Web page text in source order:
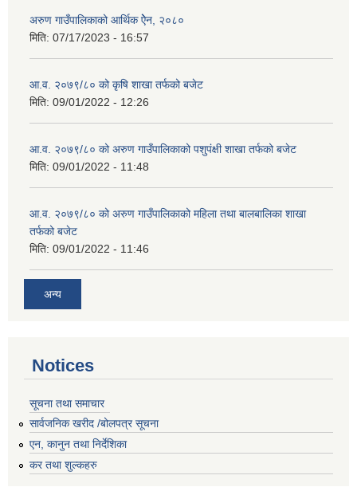
अरुण गाउँपालिकाको आर्थिक ऐेन, २०८०
मिति: 07/17/2023 - 16:57
आ.व. २०७९/८० को कृषि शाखा तर्फको बजेट
मिति: 09/01/2022 - 12:26
आ.व. २०७९/८० को अरुण गाउँपालिकाको पशुपंक्षी शाखा तर्फको बजेट
मिति: 09/01/2022 - 11:48
आ.व. २०७९/८० को अरुण गाउँपालिकाको महिला तथा बालबालिका शाखा
तर्फको बजेट
मिति: 09/01/2022 - 11:46
अन्य
Notices
सूचना तथा समाचार
सार्वजनिक खरीद /बोलपत्र सूचना
एन, कानुन तथा निर्देशिका
कर तथा शुल्कहरु